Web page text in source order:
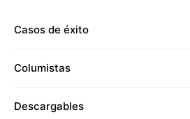
Casos de éxito
Columistas
Descargables